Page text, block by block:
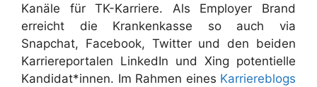
Kanäle für TK-Karriere. Als Employer Brand
erreicht die Krankenkasse so auch via
Snapchat, Facebook, Twitter und den beiden
Karriereportalen LinkedIn und Xing potentielle
Kandidat*innen. Im Rahmen eines Karriereblogs